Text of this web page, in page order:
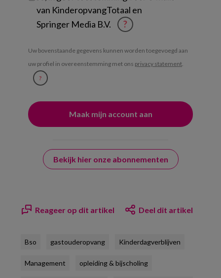
van KinderopvangTotaal en
Springer Media B.V.
?
Uw bovenstaande gegevens kunnen worden toegevoegd aan
uw profiel in overeenstemming met ons privacy statement
?
Bekijk hier onze abonnementen
Reageer op dit artikel Deel dit artikel
Bso gastouderopvang Kinderdagverblijven
Management opleiding & bijscholing